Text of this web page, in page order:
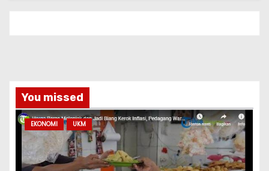
You missed
EKONOMI UKM